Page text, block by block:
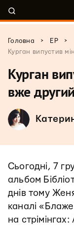
Головна > EP
>
Курган випустив
Курган
вже
Сьогодні, 7
альбом
днів тому
каналі
на